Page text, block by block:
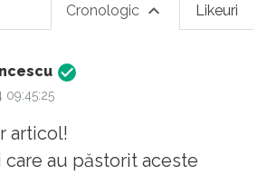
Likeuri
Cronologic
09:45:25
articol!
care au păstorit aceste